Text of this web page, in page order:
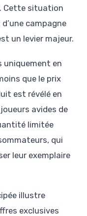
Cette situation
campagne
un levier majeur.
uniquement en
que le prix
est révélé en
avides de
limitée
qui
leur exemplaire
illustre
exclusives